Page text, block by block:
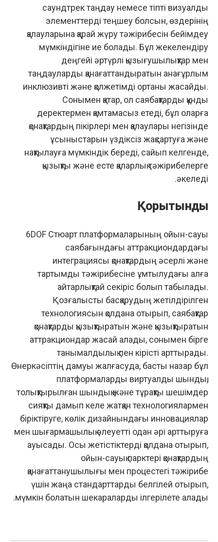
саундтрек таңдау немесе тіпті визуалды
элементтерді теңшеу болсын, өздерінің
қалауларына қарай жүру тәжірибесін бейімдеу
мүмкіндігіне ие болады. Бұл жекелендіру
деңгейі әртүрлі қызығушылықтар мен
таңдауларды қанағаттандыратын анағұрлым
инклюзивті және қолжетімді ортаны жасайды.
Сонымен қатар, ол саябақтарды құнды
деректермен қамтамасыз етеді, бұл оларға
қонақтардың пікірлері мен қалаулары негізінде
ұсыныстарын үздіксіз жақсартуға және
нақтылауға мүмкіндік береді, сайып келгенде,
қызықты және есте қаларлық тәжірибелерге
әкеледі.
Қорытынды
6DOF Стюарт платформаларының ойын-сауық
саябағындағы аттракциондардағы
интеграциясы қонақтардың әсерлі және
тартымды тәжірибесіне ұмтылудағы алға
айтарлықтай секіріс болып табылады.
Қозғалысты басқарудың жетілдірілген
технологиясын қолдана отырып, саябақтар
қонақтарды қызықтыратын және қызықтыратын
аттракциондар жасай алады, сонымен бірге
танымалдылық пен кірісті арттырады.
Өнеркәсіптің дамуы жалғасуда, басты назар бұл
платформаларды виртуалды шындық,
толықтырылған шындық және тұрақты шешімдер
сияқты дамып келе жатқан технологиялармен
біріктіруге, көлік дизайнындағы инновациялар
мен шығармашылық әлеуетті одан әрі арттыруға
ауысады. Осы жетістіктерді қолдана отырып,
ойын-сауық парктері қонақтардың
қанағаттанушылығы мен процестегі тәжірибе
үшін жаңа стандарттарды белгілей отырып,
мүмкін болатын шекараларды ілгерілете алады.